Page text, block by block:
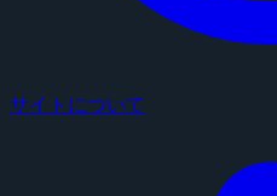
サイトについて